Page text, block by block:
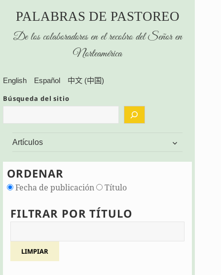
PALABRAS DE PASTOREO
De los colaboradores en el recobro del Señor en
Norteamérica
English Español 中文 (中国)
Búsqueda del sitio
Artículos
child
ORDENAR
Fecha de publicación Título
FILTRAR POR TÍTULO
LIMPIAR